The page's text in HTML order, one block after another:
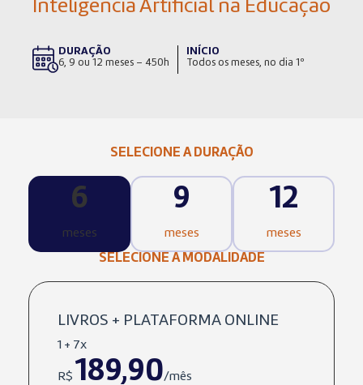
Inteligência Artificial na Educação
DURAÇÃO
6, 9 ou 12 meses – 450h
INÍCIO
Todos os meses, no dia 1º
SELECIONE A DURAÇÃO
6
meses
9
meses
12
meses
SELECIONE A MODALIDADE
LIVROS + PLATAFORMA ONLINE
1 + 7x
R$ 189,90/mês